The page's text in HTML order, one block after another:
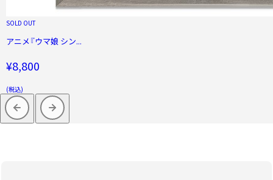
SOLD OUT
アニメ『ウマ娘 シン...
¥8,800
(税込)